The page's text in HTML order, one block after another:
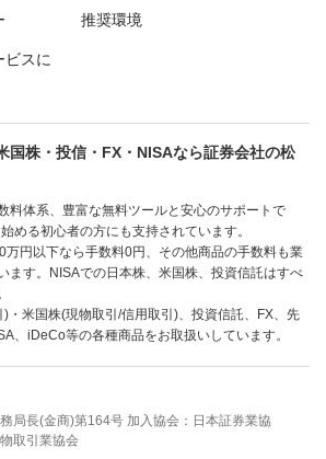
推奨環境
ビスに
国株・投信・FX・NISAなら証券会社の松
料体系、豊富な無料ツールと安心のサポートで
める初心者の方にも支持されています。
万円以下なら手数料0円、その他商品の手数料も業
ます。NISAでの日本株、米国株、投資信託はすべ
)・米国株(現物取引/信用取引)、投資信託、FX、先
、iDeCo等の各種商品をお取扱いしています。
局長(金商)第164号 加入協会：日本証券業協
取引業協会